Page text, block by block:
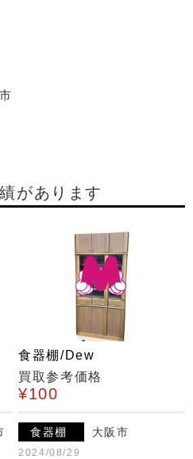
があります
食器棚/Dew
買取参考価格
¥100
食器棚 大阪市
2024/08/29